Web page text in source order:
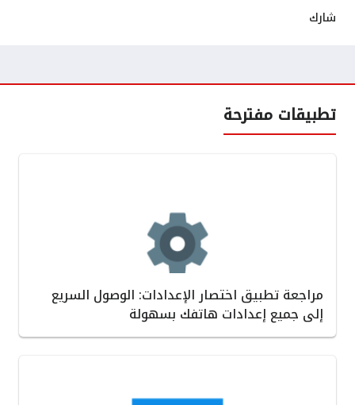
شارك
تطبيقات مفترحة
مراجعة تطبيق اختصار الإعدادات: الوصول السريع
إلى جميع إعدادات هاتفك بسهولة